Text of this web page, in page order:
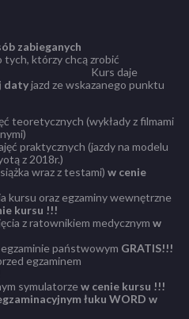
zabieganych
tych, którzy chcą zrobić
daje
datyjazd ze wskazanego punktu
teoretycznych (wykłady z filmami
praktycznych (jazdy na modelu
z 2018r.)
wraz z testami) w cenie
kursu oraz egzaminy wewnętrzne
kursu !!!
z ratownikiem medycznym w
państwowym GRATIS!!!
egzaminem
symulatorze w cenie kursu !!!
łuku WORD w